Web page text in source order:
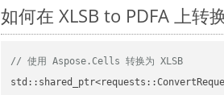
如何在 XLSB to PDFA 上转
// 使用 Aspose.Cells 转换为 XLSB